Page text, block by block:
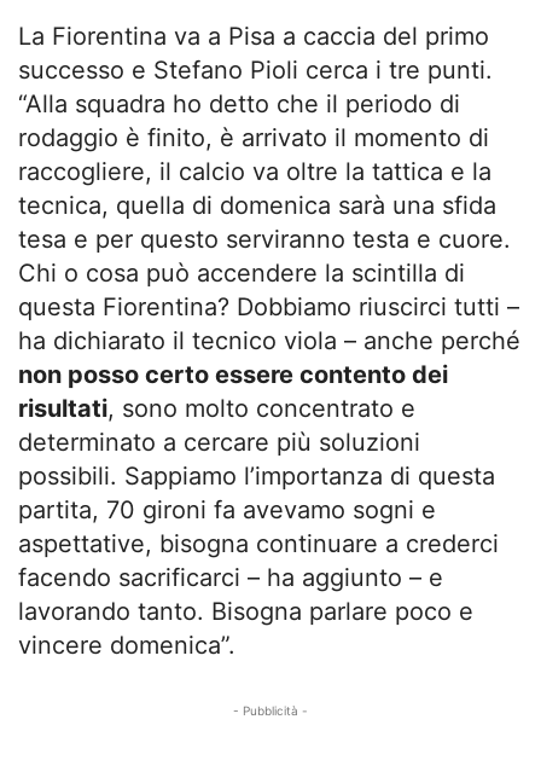
La Fiorentina va a Pisa a caccia del primo
successo e Stefano Pioli cerca i tre punti.
“Alla squadra ho detto che il periodo di
rodaggio è finito, è arrivato il momento di
raccogliere, il calcio va oltre la tattica e la
tecnica, quella di domenica sarà una sfida
tesa e per questo serviranno testa e cuore.
Chi o cosa può accendere la scintilla di
questa Fiorentina? Dobbiamo riuscirci tutti –
ha dichiarato il tecnico viola – anche perché
non posso certo essere contento dei
risultati, sono molto concentrato e
determinato a cercare più soluzioni
possibili. Sappiamo l’importanza di questa
partita, 70 gironi fa avevamo sogni e
aspettative, bisogna continuare a crederci
facendo sacrificarci – ha aggiunto – e
lavorando tanto. Bisogna parlare poco e
vincere domenica”.
- Pubblicità -